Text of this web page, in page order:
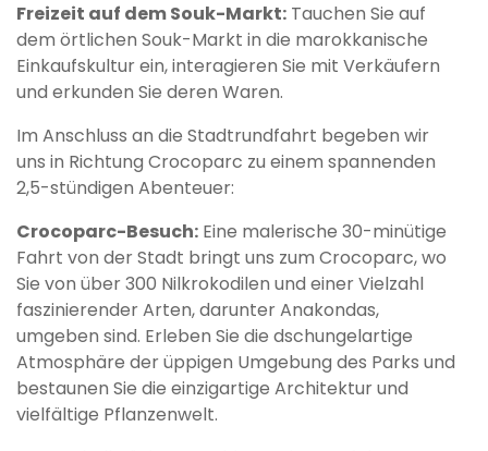
Freizeit auf dem Souk-Markt: Tauchen Sie auf
dem örtlichen Souk-Markt in die marokkanische
Einkaufskultur ein, interagieren Sie mit Verkäufern
und erkunden Sie deren Waren.
Im Anschluss an die Stadtrundfahrt begeben wir
uns in Richtung Crocoparc zu einem spannenden
2,5-stündigen Abenteuer:
Crocoparc-Besuch: Eine malerische 30-minütige
Fahrt von der Stadt bringt uns zum Crocoparc, wo
Sie von über 300 Nilkrokodilen und einer Vielzahl
faszinierender Arten, darunter Anakondas,
umgeben sind. Erleben Sie die dschungelartige
Atmosphäre der üppigen Umgebung des Parks und
bestaunen Sie die einzigartige Architektur und
vielfältige Pflanzenwelt.